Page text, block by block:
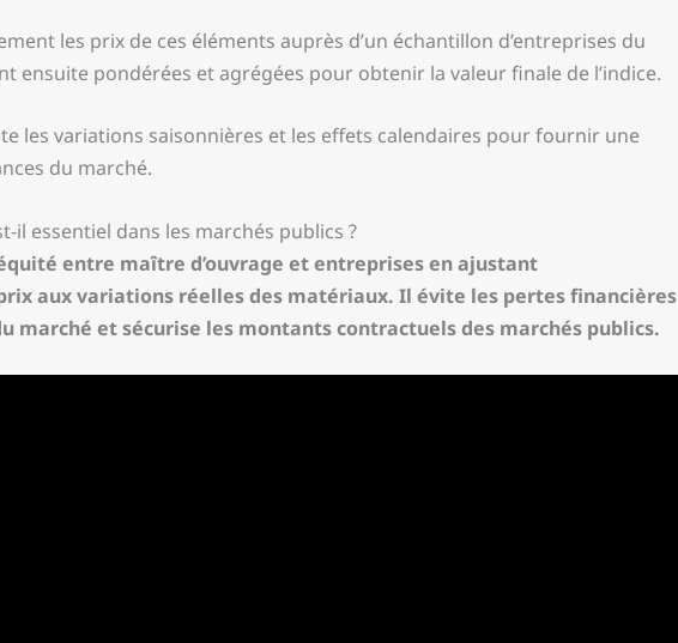
les prix de ces éléments auprès d’un échantillon d’entreprises du
ensuite pondérées et agrégées pour obtenir la valeur finale de l’indice.
les variations saisonnières et les effets calendaires pour fournir une
du marché.
il essentiel dans les marchés publics ?
entre maître d’ouvrage et entreprises en ajustant
aux variations réelles des matériaux. Il évite les pertes financières
marché et sécurise les montants contractuels des marchés publics.